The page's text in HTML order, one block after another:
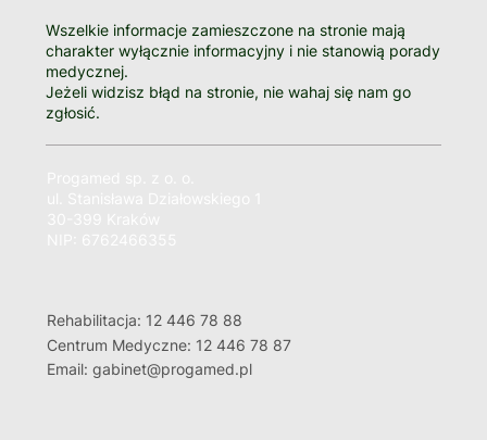
Wszelkie informacje zamieszczone na stronie mają
charakter wyłącznie informacyjny i nie stanowią porady
medycznej.
Jeżeli widzisz błąd na stronie, nie wahaj się nam go
zgłosić.
Rehabilitacja: 12 446 78 88
Centrum Medyczne: 12 446 78 87
Email: gabinet@progamed.pl